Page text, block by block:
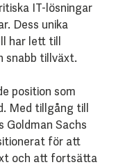
IT-lösningar
Dess unika
har lett till
snabb tillväxt.
position som
Med tillgång till
Goldman Sachs
för att
och att fortsätta